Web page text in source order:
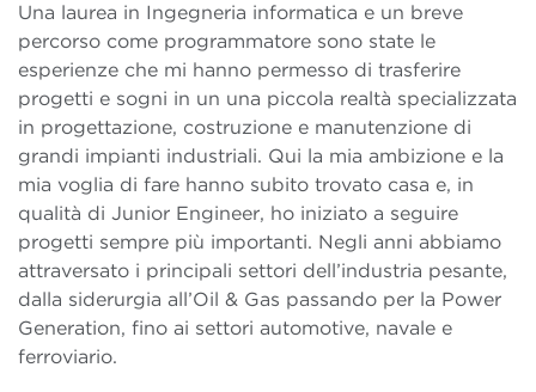
Una laurea in Ingegneria informatica e un breve
percorso come programmatore sono state le
esperienze che mi hanno permesso di trasferire
progetti e sogni in un una piccola realtà specializzata
in progettazione, costruzione e manutenzione di
grandi impianti industriali. Qui la mia ambizione e la
mia voglia di fare hanno subito trovato casa e, in
qualità di Junior Engineer, ho iniziato a seguire
progetti sempre più importanti. Negli anni abbiamo
attraversato i principali settori dell’industria pesante,
dalla siderurgia all’Oil & Gas passando per la Power
Generation, fino ai settori automotive, navale e
ferroviario.